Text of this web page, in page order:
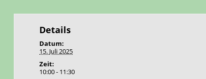
Details
Datum:
15. Juli 2025
Zeit:
10:00 - 11:30